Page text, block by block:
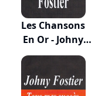
Les Chansons
En Or - Johny
Fo...